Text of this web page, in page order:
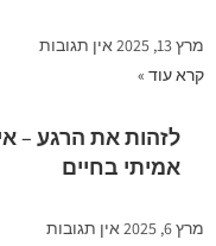
מרץ 13, 2025
אין תגובות
קרא עוד »
לזהות את הרגע –
אמיתי בחיים
מרץ 6, 2025
אין תגובות